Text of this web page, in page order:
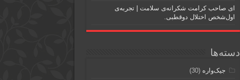
ای صاحب کرامت شکرانه‌ی سلامت | تجربه‌ی
اول‌شخص اختلال دوقطبی.
دسته‌ها
جیک‌واره (30)